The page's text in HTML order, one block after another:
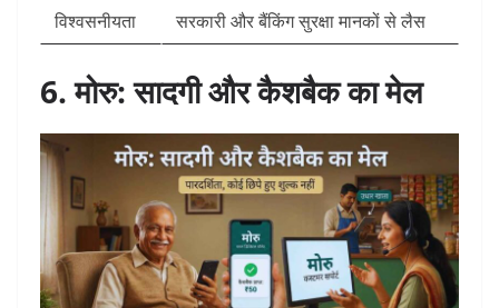
विश्वसनीयता
सरकारी और बैंकिंग सुरक्षा मानकों से लैस
6. मोरु: सादगी और कैशबैक का मेल